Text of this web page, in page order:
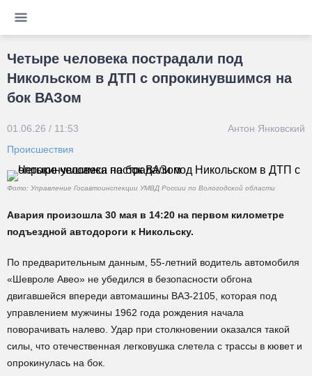
Четыре человека пострадали под
Никольском в ДТП с опрокинувшимся на
бок ВАЗом
01.06.26 / 11:53
Антон Янковский
Происшествия
Фото: Управление Госавтоинспекции УМВД России по Вологодской области
Авария произошла 30 мая в 14:20 на первом километре
подъездной автодороги к Никольску.
По предварительным данным, 55-летний водитель автомобиля
«Шевроле Авео» не убедился в безопасности обгона
двигавшейся впереди автомашины ВАЗ-2105, которая под
управлением мужчины 1962 года рождения начала
поворачивать налево. Удар при столкновении оказался такой
силы, что отечественная легковушка слетела с трассы в кювет и
опрокинулась на бок.